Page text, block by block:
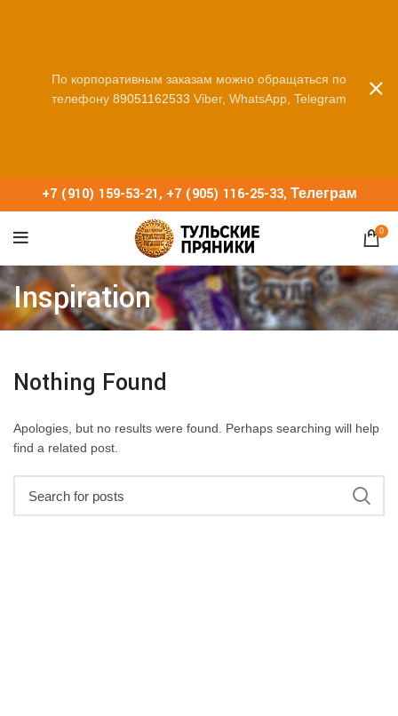
+7 (910) 159-53-21, +7 (905) 116-25-33, Телеграм
0
Inspiration
Nothing Found
Apologies, but no results were found. Perhaps searching will help
find a related post.
По корпоративным заказам можно обращаться по
телефону 89051162533 Viber, WhatsApp, Telegram